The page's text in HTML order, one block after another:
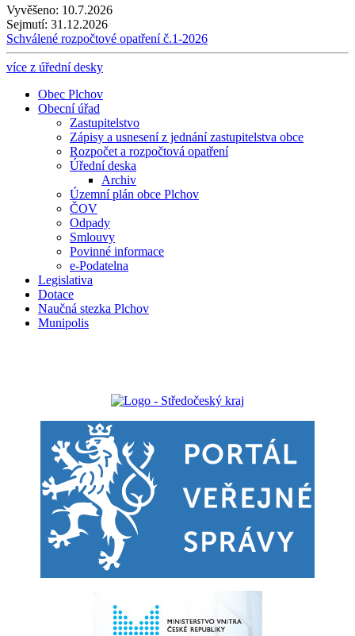
Vyvěšeno: 10.7.2026
Sejmutí: 31.12.2026
Schválené rozpočtové opatření č.1-2026
více z úřední desky
Obec Plchov
Obecní úřad
Zastupitelstvo
Zápisy a usnesení z jednání zastupitelstva obce
Rozpočet a rozpočtová opatření
Úřední deska
Archiv
Územní plán obce Plchov
ČOV
Odpady
Smlouvy
Povinné informace
e-Podatelna
Legislativa
Dotace
Naučná stezka Plchov
Munipolis